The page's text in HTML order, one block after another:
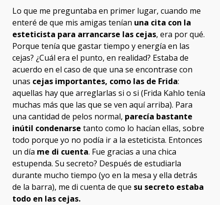
Lo que me preguntaba en primer lugar, cuando me
enteré de que mis amigas tenían una cita con la
esteticista para arrancarse las cejas, era por qué.
Porque tenía que gastar tiempo y energía en las
cejas? ¿Cuál era el punto, en realidad? Estaba de
acuerdo en el caso de que una se encontrase con
unas cejas importantes, como las de Frida:
aquellas hay que arreglarlas si o si (Frida Kahlo tenía
muchas más que las que se ven aquí arriba). Para
una cantidad de pelos normal, parecía bastante
inútil condenarse tanto como lo hacían ellas, sobre
todo porque yo no podía ir a la esteticista. Entonces
un día me di cuenta. Fue gracias a una chica
estupenda. Su secreto? Después de estudiarla
durante mucho tiempo (yo en la mesa y ella detrás
de la barra), me di cuenta de que su secreto estaba
todo en las cejas.